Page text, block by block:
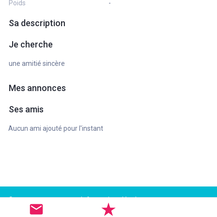
Poids
-
Sa description
Je cherche
une amitié sincère
Mes annonces
Ses amis
Aucun ami ajouté pour l'instant
Support
Informations légales
Conditions d'utilisation